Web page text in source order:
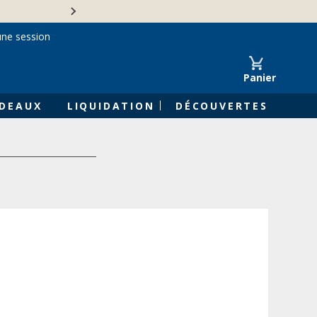
Panier
LIQUIDATION DÉCOUVERTES
session